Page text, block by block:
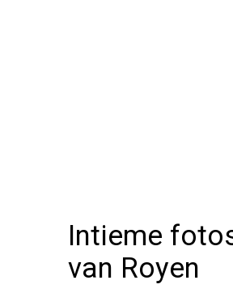
Intieme
van Royen